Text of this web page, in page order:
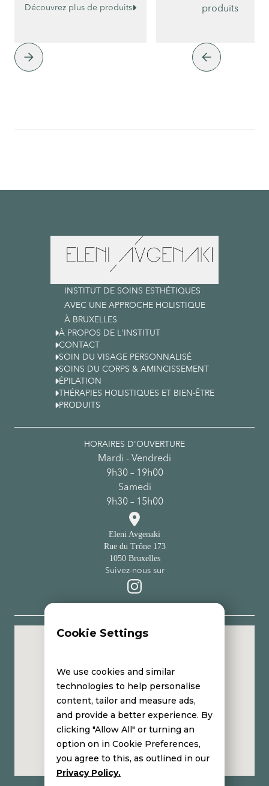
Découvrez plus de produits
produits
INSTITUT DE SOINS ESTHÉTIQUES
AVEC UNE APPROCHE HOLISTIQUE
À BRUXELLES
À PROPOS DE L'INSTITUT
CONTACT
SOIN DU VISAGE PERSONNALISÉ
SOINS DU CORPS & AMINCISSEMENT
ÉPILATION
 THÉRAPIES HOLISTIQUES ET BIEN-ÊTRE
PRODUITS
HORAIRES D'OUVERTURE
Mardi - Vendredi
9h30 – 19h00
Samedi
9h30 – 15h00

Eleni Avgenaki
Rue du Trône 173
1050 Bruxelles
Suivez-nous sur
approche holistique
Cookie Settings
We use cookies and similar
technologies to help personalise
content, tailor and measure ads,
and provide a better experience. By
clicking "Allow All" or turning an
option on in Cookie Preferences,
you agree to this, as outlined in our
Privacy Policy.